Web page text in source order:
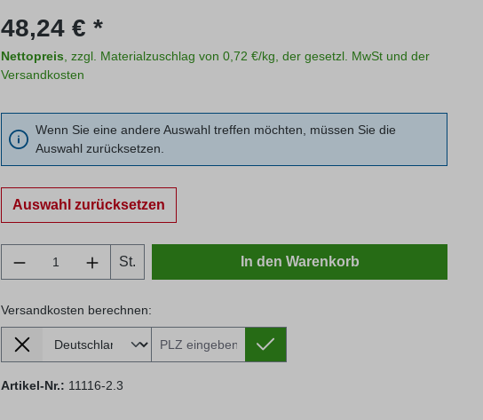
Regulärer Preis:
48,24 € *
Nettopreis , zzgl. Materialzuschlag von 0,72 €/kg, der gesetzl. MwSt und der
Versandkosten
Wenn Sie eine andere Auswahl treffen möchten, müssen Sie die
Auswahl zurücksetzen.
Auswahl zurücksetzen
Produkt Anzahl: Gib den gewünschten Wert ein
St. In den Warenkorb
Versandkosten berechnen:
Lieferland
Versandkosten berechnen:
Artikel-Nr.: 11116-2.3